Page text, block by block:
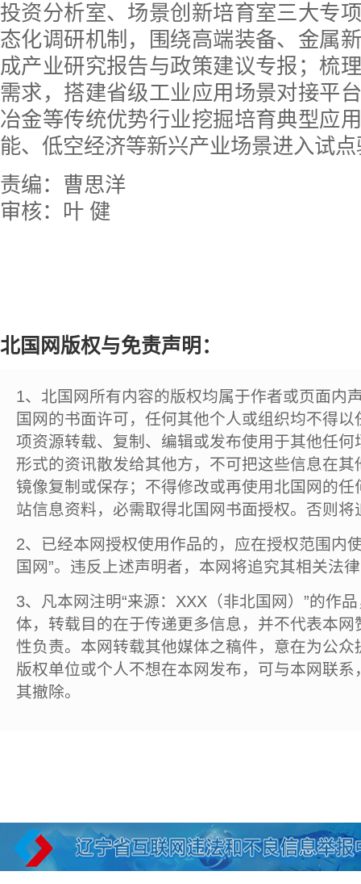
投资分析室、场景创新培育室三大专
态化调研机制，围绕高端装备、金属
成产业研究报告与政策建议专报；梳
需求，搭建省级工业应用场景对接平
冶金等传统优势行业挖掘培育典型应
能、低空经济等新兴产业场景进入试
责编：曹思洋
审核：叶 健
北国网版权与免责声明：
1、北国网所有内容的版权均属于作者或页面内
国网的书面许可，任何其他个人或组织均不得
项资源转载、复制、编辑或发布使用于其他任
形式的资讯散发给其他方，不可把这些信息在
镜像复制或保存；不得修改或再使用北国网的
站信息资料，必需取得北国网书面授权。否则将
2、已经本网授权使用作品的，应在授权范围内
国网”。违反上述声明者，本网将追究其相关法
3、凡本网注明“来源：XXX（非北国网）”的作
体，转载目的在于传递更多信息，并不代表本
性负责。本网转载其他媒体之稿件，意在为公
版权单位或个人不想在本网发布，可与本网联
其撤除。